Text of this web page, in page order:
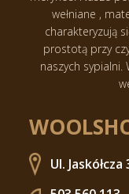
wełniane ,
charakteryzują
prostotą przy
naszych sypialni.
Ul.